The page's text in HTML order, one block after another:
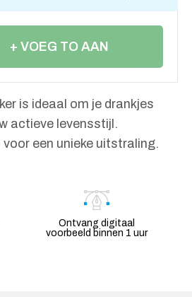
+ VOEG TO AAN
is ideaal om je drankjes
actieve levensstijl.
een unieke uitstraling.
Ontvang digitaal
voorbeeld binnen 1 uur